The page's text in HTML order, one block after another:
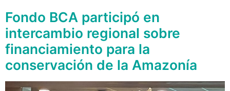
Fondo BCA participó en
intercambio regional sobre
financiamiento para la
conservación de la Amazonía